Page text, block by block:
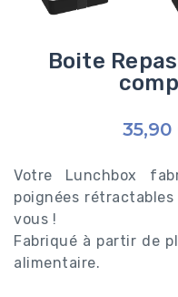
Boite
35,90
Votre Lunchbox
poignées
vous !
Fabriqué à partir de
alimentaire.